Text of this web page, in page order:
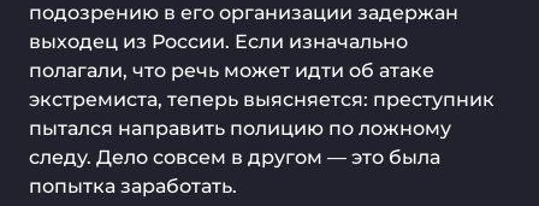
подозрению в его организации задержан
выходец из России. Если изначально
полагали, что речь может идти об атаке
экстремиста, теперь выясняется: преступник
пытался направить полицию по ложному
следу. Дело совсем в другом — это была
попытка заработать.